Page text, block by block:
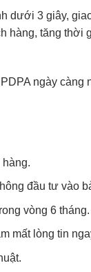
dưới 3 giây,
hàng, tăng thời
ngày càng
đầu tư vào
vòng 6 tháng.
mất lòng tin